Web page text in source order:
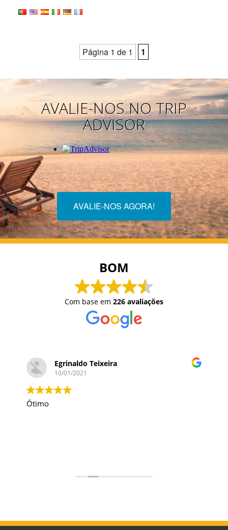
Página 1 de 1 1
AVALIE-NOS NO TRIP
ADVISOR
AVALIE-NOS AGORA!
BOM
Com base em 226 avaliações
Egrinaldo Teixeira
10/01/2021
Ótimo